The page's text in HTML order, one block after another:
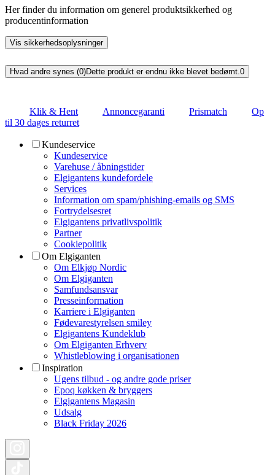
Her finder du information om generel produktsikkerhed og
producentinformation
Vis sikkerhedsoplysninger
Hvad andre synes (0)Dette produkt er endnu ikke blevet bedømt. 0
Klik & Hent Annoncegaranti Prismatch
Op
til 30 dages returret
Kundeservice
Kundeservice
Varehuse / åbningstider
Elgigantens kundefordele
Services
Information om spam/phishing-emails og SMS
Fortrydelsesret
Elgigantens privatlivspolitik
Partner
Cookiepolitik
Om Elgiganten
Om Elkjøp Nordic
Om Elgiganten
Samfundsansvar
Presseinformation
Karriere i Elgiganten
Fødevarestyrelsen smiley
Elgigantens Kundeklub
Om Elgiganten Erhverv
Whistleblowing i organisationen
Inspiration
Ugens tilbud - og andre gode priser
Epoq køkken & bryggers
Elgigantens Magasin
Udsalg
Black Friday 2026